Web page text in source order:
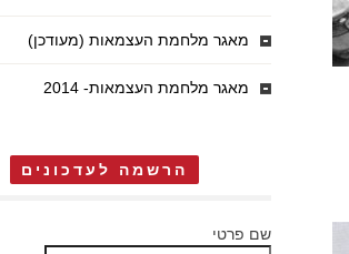
מאגר מלחמת העצמאות (מעודכן)
מאגר מלחמת העצמאות- 2014
הרשמה לעדכונים
שם פרטי